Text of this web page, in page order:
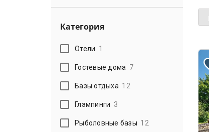
Категория
Отели 1
Гостевые дома 7
Базы отдыха 12
Глэмпинги 3
Рыболовные базы 12